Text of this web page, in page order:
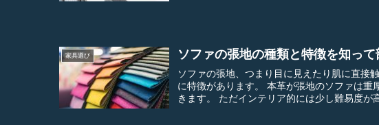
家具選び ソファの張地の種類と特徴を知っ
ソファの張地、つまり目に見えたり肌に直接
に特徴があります。 本革が張地のソファは重厚感があって、耐久性も高いことから長く愛用で
きます。 ただインテリア的には少し難易